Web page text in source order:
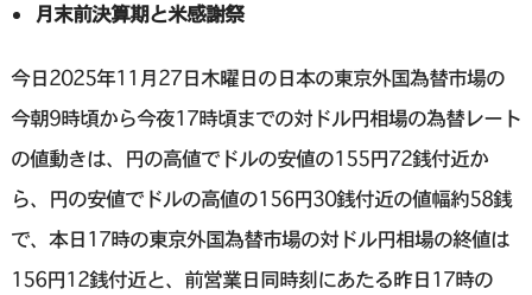
月末前決算期と米感謝祭
今日2025年11月27日木曜日の日本の東京外国為替市場の
今朝9時頃から今夜17時頃までの対ドル円相場の為替レート
の値動きは、円の高値でドルの安値の155円72銭付近か
ら、円の安値でドルの高値の156円30銭付近の値幅約58銭
で、本日17時の東京外国為替市場の対ドル円相場の終値は
156円12銭付近と、前営業日同時刻にあたる昨日17時の